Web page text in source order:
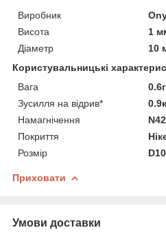
Виробник
Висота
1
Діаметр
10
Користувальницькі
Вага
Зусилля на відрив*
Намагнічення
N42
Покриття
Розмір
Приховати
Умови доставки